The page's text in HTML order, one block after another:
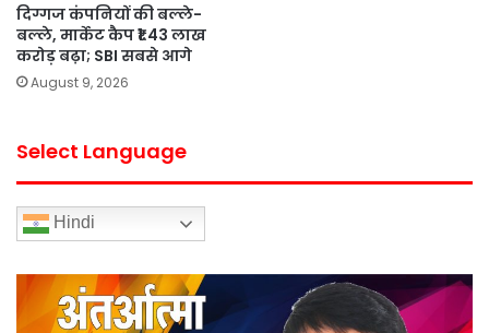
दिग्गज कंपनियों की बल्ले-
बल्ले, मार्केट कैप ₹1.43 लाख
करोड़ बढ़ा; SBI सबसे आगे
August 9, 2026
Select Language
Hindi